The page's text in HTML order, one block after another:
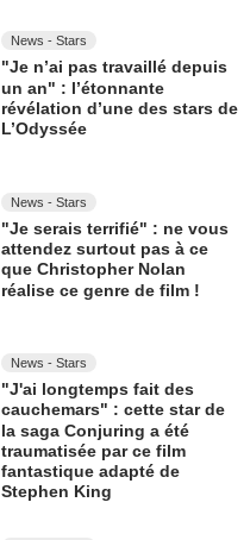
News - Stars
"Je n’ai pas travaillé depuis
un an" : l’étonnante
révélation d’une des stars de
L’Odyssée
News - Stars
"Je serais terrifié" : ne vous
attendez surtout pas à ce
que Christopher Nolan
réalise ce genre de film !
News - Stars
"J'ai longtemps fait des
cauchemars" : cette star de
la saga Conjuring a été
traumatisée par ce film
fantastique adapté de
Stephen King